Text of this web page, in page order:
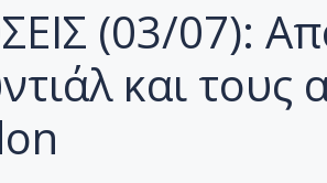
(03/07):
και τους